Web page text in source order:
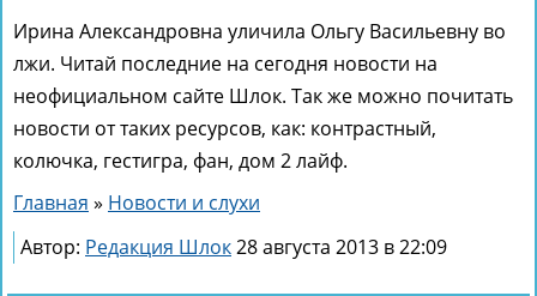
Ирина Александровна уличила Ольгу Васильевну во
лжи. Читай последние на сегодня новости на
неофициальном сайте Шлок. Так же можно почитать
новости от таких ресурсов, как: контрастный,
колючка, гестигра, фан, дом 2 лайф.
Главная » Новости и слухи
Автор: Редакция Шлок28 августа 2013 в 22:09